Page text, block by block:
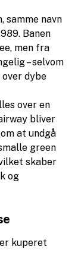
samme navn
Banen
men fra
– selvom
dybe
over en
bliver
at undgå
green
skaber
og
kuperet